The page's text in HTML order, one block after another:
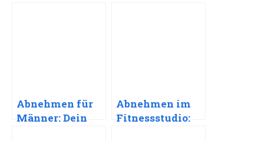
Abnehmen für
Männer: Dein
Abnehmen im
Fitnessstudio: